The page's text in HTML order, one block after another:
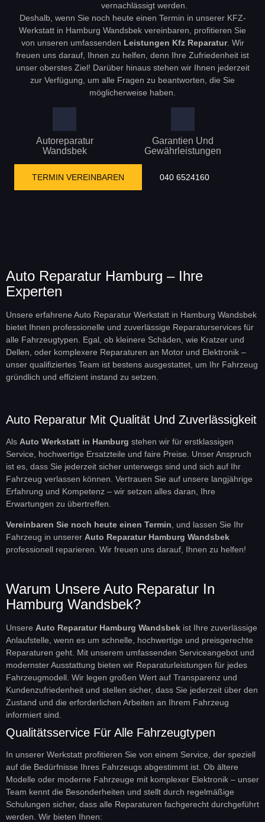
vernachlässigt werden.
Deshalb, wenn Sie noch heute einen Termin in unserer KFZ-
Werkstatt in Hamburg Wandsbek vereinbaren, profitieren Sie
von unseren umfassenden Leistungen Kfz Reparatur. Wir
freuen uns darauf, Ihnen zu helfen, denn Ihre Zufriedenheit ist
unser oberstes Ziel! Darüber hinaus stehen wir Ihnen jederzeit
zur Verfügung, um alle Fragen zu beantworten, die Sie
möglicherweise haben.
Autoreparatur
Wandsbek
Garantien Und
Gewährleistungen
TERMIN VEREINBAREN 040 6524160
Auto Reparatur Hamburg – Ihre
Experten
Unsere erfahrene Auto Reparatur Werkstatt in Hamburg Wandsbek
bietet Ihnen professionelle und zuverlässige Reparaturservices für
alle Fahrzeugtypen. Egal, ob kleinere Schäden, wie Kratzer und
Dellen, oder komplexere Reparaturen an Motor und Elektronik –
unser qualifiziertes Team ist bestens ausgestattet, um Ihr Fahrzeug
gründlich und effizient instand zu setzen.
Auto Reparatur Mit Qualität Und Zuverlässigkeit
Als Auto Werkstatt in Hamburg stehen wir für erstklassigen
Service, hochwertige Ersatzteile und faire Preise. Unser Anspruch
ist es, dass Sie jederzeit sicher unterwegs sind und sich auf Ihr
Fahrzeug verlassen können. Vertrauen Sie auf unsere langjährige
Erfahrung und Kompetenz – wir setzen alles daran, Ihre
Erwartungen zu übertreffen.
Vereinbaren Sie noch heute einen Termin, und lassen Sie Ihr
Fahrzeug in unserer Auto Reparatur Hamburg Wandsbek
professionell reparieren. Wir freuen uns darauf, Ihnen zu helfen!
Warum Unsere Auto Reparatur In
Hamburg Wandsbek?
Unsere Auto Reparatur Hamburg Wandsbek ist Ihre zuverlässige
Anlaufstelle, wenn es um schnelle, hochwertige und preisgerechte
Reparaturen geht. Mit unserem umfassenden Serviceangebot und
modernster Ausstattung bieten wir Reparaturleistungen für jedes
Fahrzeugmodell. Wir legen großen Wert auf Transparenz und
Kundenzufriedenheit und stellen sicher, dass Sie jederzeit über den
Zustand und die erforderlichen Arbeiten an Ihrem Fahrzeug
informiert sind.
Qualitätsservice Für Alle Fahrzeugtypen
In unserer Werkstatt profitieren Sie von einem Service, der speziell
auf die Bedürfnisse Ihres Fahrzeugs abgestimmt ist. Ob ältere
Modelle oder moderne Fahrzeuge mit komplexer Elektronik – unser
Team kennt die Besonderheiten und stellt durch regelmäßige
Schulungen sicher, dass alle Reparaturen fachgerecht durchgeführt
werden. Wir bieten Ihnen: